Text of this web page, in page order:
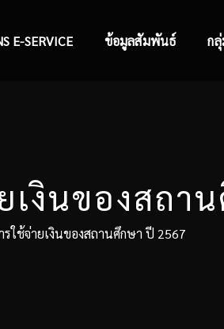
E-SERVICE ข้อมูลสัมพันธ์ ก
เงินของสถา
ใช้จ่ายเงินของสถานศึกษา ปี 2567